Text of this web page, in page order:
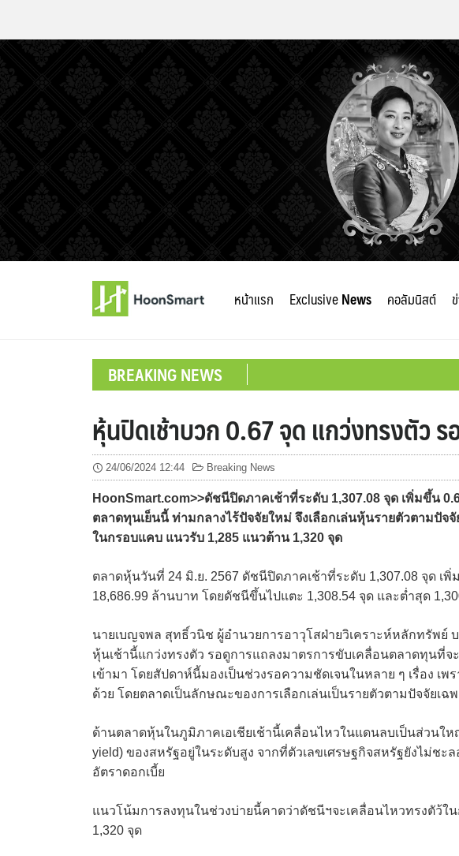
หน้าแรก ExclusiveNews คอลัมนิสต์
BREAKING NEWS
หุ้นปิดเช้าบวก 0.67 จุด แกว่งทรงตัว
24/06/2024 12:44 Breaking News
HoonSmart.com>>ดัชนีปิดภาคเช้าที่ระดับ 1,307.08 จุด เพิ่มขึ้น
ตลาดทุนเย็นนี้ ท่ามกลางไร้ปัจจัยใหม่ จึงเลือกเล่นหุ้นรายตัวตามปัจ
ในกรอบแคบ แนวรับ 1,285 แนวต้าน 1,320 จุด
ตลาดหุ้นวันที่ 24 มิ.ย. 2567 ดัชนีปิดภาคเช้าที่ระดับ 1,307.08 จุด เ
18,686.99 ล้านบาท โดยดัชนีขึ้นไปแตะ 1,308.54 จุด และต่ำสุด
นายเบญจพล สุทธิ์วนิช ผู้อำนวยการอาวุโสฝ่ายวิเคราะห์หลักทรัพย์
หุ้นเช้านี้แกว่งทรงตัว รอดูการแถลงมาตรการขับเคลื่อนตลาดทุนที่
เข้ามา โดยสัปดาห์นี้มองเป็นช่วงรอความชัดเจนในหลาย ๆ เรื่อง เพ
ด้วย โดยตลาดเป็นลักษณะของการเลือกเล่นเป็นรายตัวตามปัจจัยเฉ
ด้านตลาดหุ้นในภูมิภาคเอเชียเช้านี้เคลื่อนไหวในแดนลบเป็นส่วนใ
yield) ของสหรัฐอยู่ในระดับสูง จากที่ตัวเลขเศรษฐกิจสหรัฐยังไม่ชะ
อัตราดอกเบี้ย
แนวโน้มการลงทุนในช่วงบ่ายนี้คาดว่าดัชนีฯจะเคลื่อนไหวทรงตัว้ใ
1,320 จุด